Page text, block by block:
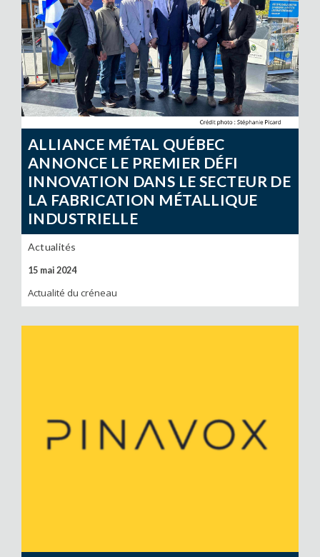
ALLIANCE MÉTAL QUÉBEC
ANNONCE LE PREMIER DÉFI
INNOVATION DANS LE SECTEUR DE
LA FABRICATION MÉTALLIQUE
INDUSTRIELLE
Actualités
15 mai 2024
Actualité du créneau